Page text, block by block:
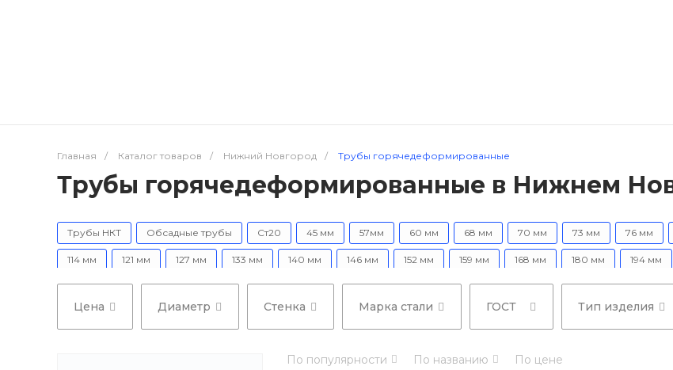
Главная / Каталог товаров / Нижний Новгород / Трубы горячедеформированные
Трубы горячедеформированные в Нижнем
Трубы НКТ Обсадные трубы Ст20 45 мм 57мм 60 мм 68 мм 70 мм 73 мм 76 мм
114 мм 121 мм 127 мм 133 мм 140 мм 146 мм 152 мм 159 мм 168 мм 180 мм 194 мм
325 мм 351 мм 377 мм 426 мм 450 мм
Цена Диаметр Стенка Марка стали ГОСТ Тип изделия
По популярности По названию По цене